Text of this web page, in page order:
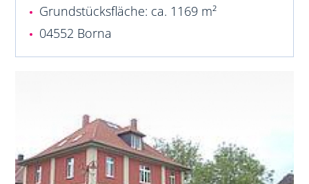
Grundstücksfläche: ca. 1169 m²
04552 Borna